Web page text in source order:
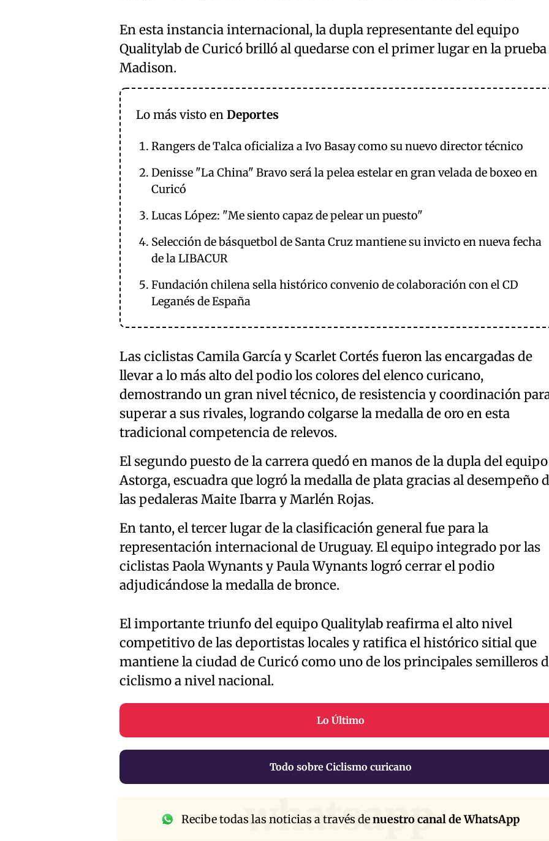
En esta instancia internacional, la dupla representante del equipo
Qualitylab de Curicó brilló al quedarse con el primer lugar en la prueba
Madison.
Lo más visto en Deportes
Rangers de Talca oficializa a Ivo Basay como su nuevo director técnico
Denisse "La China" Bravo será la pelea estelar en gran velada de boxeo en
Curicó
Lucas López: "Me siento capaz de pelear un puesto"
Selección de básquetbol de Santa Cruz mantiene su invicto en nueva fecha
de la LIBACUR
Fundación chilena sella histórico convenio de colaboración con el CD
Leganés de España
Las ciclistas Camila García y Scarlet Cortés fueron las encargadas de
llevar a lo más alto del podio los colores del elenco curicano,
demostrando un gran nivel técnico, de resistencia y coordinación
superar a sus rivales, logrando colgarse la medalla de oro en esta
tradicional competencia de relevos.
El segundo puesto de la carrera quedó en manos de la dupla del equipo
Astorga, escuadra que logró la medalla de plata gracias al desempeño
las pedaleras Maite Ibarra y Marlén Rojas.
En tanto, el tercer lugar de la clasificación general fue para la
representación internacional de Uruguay. El equipo integrado por las
ciclistas Paola Wynants y Paula Wynants logró cerrar el podio
adjudicándose la medalla de bronce.
El importante triunfo del equipo Qualitylab reafirma el alto nivel
competitivo de las deportistas locales y ratifica el histórico sitial que
mantiene la ciudad de Curicó como uno de los principales semilleros
ciclismo a nivel nacional.
Lo Último
Todo sobre Ciclismo curicano
whatsapp
Recibe todas las noticias a través denuestro canal de WhatsApp